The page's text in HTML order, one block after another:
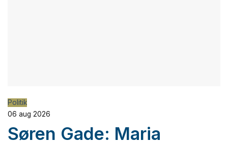
Politik
06 aug 2026
Søren Gade: Maria